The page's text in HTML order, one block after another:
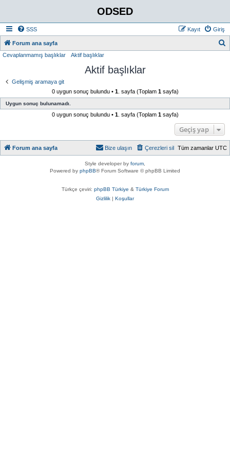
ODSED
SSS Giriş
Kayıt
Forum ana sayfa
Cevaplanmamış başlıklar Aktif başlıklar
Aktif başlıklar
Gelişmiş aramaya git
0 uygun sonuç bulundu • 1. sayfa (Toplam 1sayfa)
Uygun sonuç bulunamadı.
0 uygun sonuç bulundu • 1. sayfa (Toplam 1sayfa)
Geçiş yap
Forum ana sayfa Tüm zamanlar UTC
Çerezleri sil
Bize ulaşın
Style developer by forum
Powered by phpBB® Forum Software © phpBB Limited
Türkçe çeviri: phpBB Türkiye & Türkiye Forum
Gizlilik | Koşullar